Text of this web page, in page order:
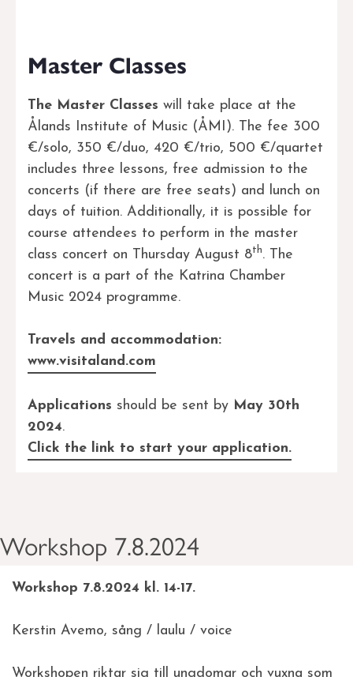
Master Classes
The Master Classes will take place at the
Ålands Institute of Music (ÅMI). The fee 300
€/solo, 350 €/duo, 420 €/trio, 500 €/quartet
includes three lessons, free admission to the
concerts (if there are free seats) and lunch on
days of tuition. Additionally, it is possible for
course attendees to perform in the master
class concert on Thursday August 8th. The
concert is a part of the Katrina Chamber
Music 2024 programme.
Travels and accommodation:
www.visitaland.com
Applications should be sent by May 30th
2024.
Click the link to start your application.
Workshop 7.8.2024
Workshop 7.8.2024 kl. 14-17.
Kerstin Avemo, sång / laulu / voice
Workshopen riktar sig till ungdomar och vuxna som